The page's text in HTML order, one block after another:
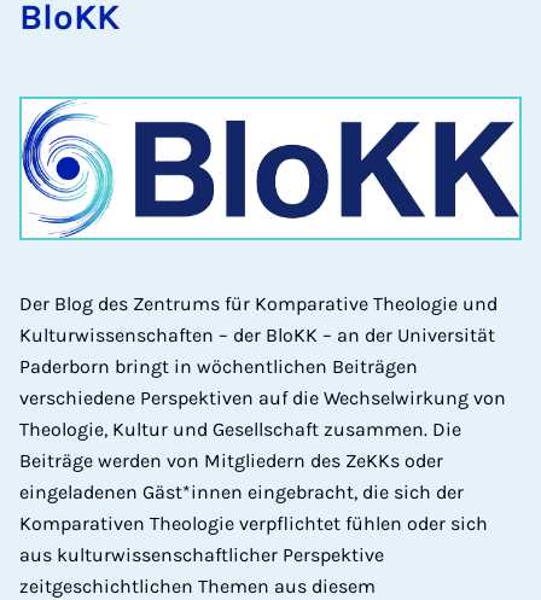
BloKK
Der Blog des Zentrums für Komparative Theologie und
Kulturwissenschaften – der BloKK – an der Universität
Paderborn bringt in wöchentlichen Beiträgen
verschiedene Perspektiven auf die Wechselwirkung von
Theologie, Kultur und Gesellschaft zusammen. Die
Beiträge werden von Mitgliedern des ZeKKs oder
eingeladenen Gäst*innen eingebracht, die sich der
Komparativen Theologie verpflichtet fühlen oder sich
aus kulturwissenschaftlicher Perspektive
zeitgeschichtlichen Themen aus diesem